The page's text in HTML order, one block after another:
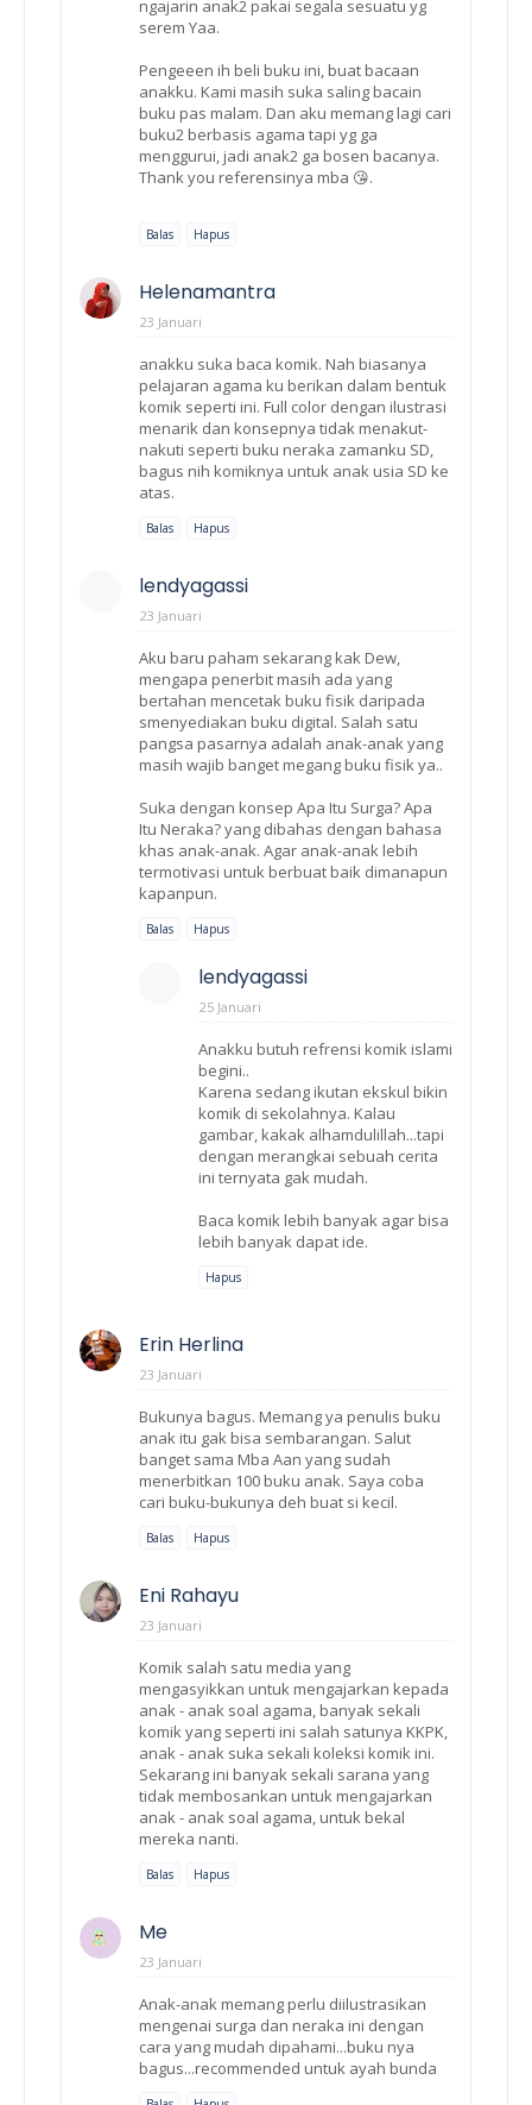
ngajarin anak2 pakai segala sesuatu yg
serem Yaa.
Pengeeen ih beli buku ini, buat bacaan
anakku. Kami masih suka saling bacain
buku pas malam. Dan aku memang lagi cari
buku2 berbasis agama tapi yg ga
menggurui, jadi anak2 ga bosen bacanya.
Thank you referensinya mba 😘.
Balas Hapus
Helenamantra
23 Januari
anakku suka baca komik. Nah biasanya
pelajaran agama ku berikan dalam bentuk
komik seperti ini. Full color dengan ilustrasi
menarik dan konsepnya tidak menakut-
nakuti seperti buku neraka zamanku SD,
bagus nih komiknya untuk anak usia SD ke
atas.
Balas Hapus
lendyagassi
23 Januari
Aku baru paham sekarang kak Dew,
mengapa penerbit masih ada yang
bertahan mencetak buku fisik daripada
smenyediakan buku digital. Salah satu
pangsa pasarnya adalah anak-anak yang
masih wajib banget megang buku fisik ya..
Suka dengan konsep Apa Itu Surga? Apa
Itu Neraka? yang dibahas dengan bahasa
khas anak-anak. Agar anak-anak lebih
termotivasi untuk berbuat baik dimanapun
kapanpun.
Balas Hapus
lendyagassi
25 Januari
Anakku butuh refrensi komik islami
begini..
Karena sedang ikutan ekskul bikin
komik di sekolahnya. Kalau
gambar, kakak alhamdulillah...tapi
dengan merangkai sebuah cerita
ini ternyata gak mudah.
Baca komik lebih banyak agar bisa
lebih banyak dapat ide.
Hapus
Erin Herlina
23 Januari
Bukunya bagus. Memang ya penulis buku
anak itu gak bisa sembarangan. Salut
banget sama Mba Aan yang sudah
menerbitkan 100 buku anak. Saya coba
cari buku-bukunya deh buat si kecil.
Balas Hapus
Eni Rahayu
23 Januari
Komik salah satu media yang
mengasyikkan untuk mengajarkan kepada
anak - anak soal agama, banyak sekali
komik yang seperti ini salah satunya KKPK,
anak - anak suka sekali koleksi komik ini.
Sekarang ini banyak sekali sarana yang
tidak membosankan untuk mengajarkan
anak - anak soal agama, untuk bekal
mereka nanti.
Balas Hapus
Me
23 Januari
Anak-anak memang perlu diilustrasikan
mengenai surga dan neraka ini dengan
cara yang mudah dipahami...buku nya
bagus...recommended untuk ayah bunda